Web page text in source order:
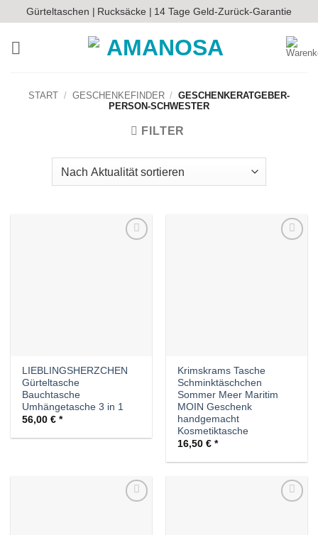
Inhalt
springen
Gürteltaschen | Rucksäcke | 14 Tage Geld-Zurück-Garantie
START / GESCHENKEFINDER / GESCHENKERATGEBER-
PERSON-SCHWESTER
FILTER
LIEBLINGSHERZCHEN
Gürteltasche
Bauchtasche
Umhängetasche 3 in 1
56,00€
Krimskrams Tasche
Schminktäschchen
Sommer Meer Maritim
MOIN Geschenk
handgemacht
Kosmetiktasche
16,50€